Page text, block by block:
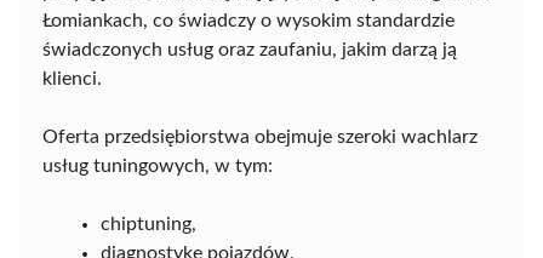
Łomiankach, co świadczy o wysokim standardzie
świadczonych usług oraz zaufaniu, jakim darzą ją
klienci.
Oferta przedsiębiorstwa obejmuje szeroki wachlarz
usług tuningowych, w tym:
chiptuning,
diagnostykę pojazdów,